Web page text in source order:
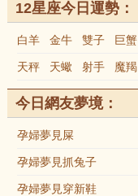
12星座今日運勢：
白羊 金牛 雙子 巨蟹
天秤 天蠍 射手 魔羯
今日網友夢境：
孕婦夢見屎
孕婦夢見抓兔子
孕婦夢見穿新鞋